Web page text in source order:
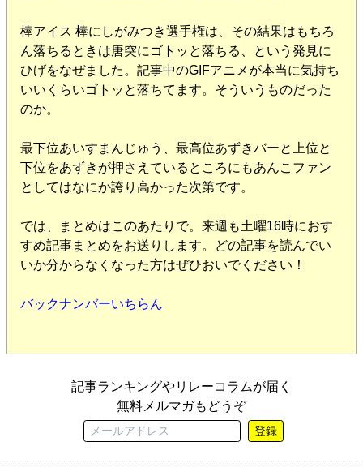
棒アイス 棒にしがみつき選手権は、その結果はもちろ
ん落ちるときは唐突にゴトッと落ちる、という発見に
ひげをなぜました。記事中のGIFアニメが本当に気持ち
いいくらいゴトッと落ちてます。そういうものだった
のか。
最下位あいすまんじゅう、最高位あずきバーと上位と
下位をあずきが押さえているところにもあんこファン
としてはなにか誇り高かった次第です。
では、まとめはこのあたりで。来週も土曜16時におす
すめ記事まとめをお送りします。どの記事を読んでい
いか分からなくなった方はぜひおいでください！
バックナンバーいちらん
記事ランキングやリレーコラムが届く
無料メルマガもどうぞ
登録